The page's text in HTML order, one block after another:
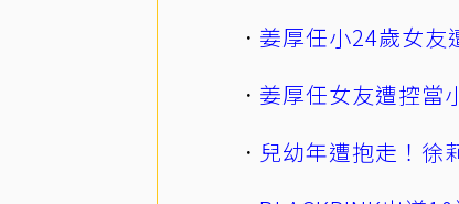
姜厚任小24歲女友
姜厚任女友遭控當
兒幼年遭抱走！徐